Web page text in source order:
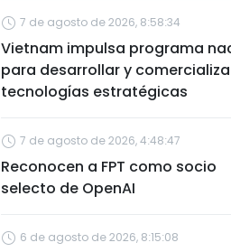
7 de agosto de 2026, 8:58:34
Vietnam impulsa programa
para desarrollar y
tecnologías estratégicas
7 de agosto de 2026, 4:48:47
Reconocen a FPT como socio
selecto de OpenAI
6 de agosto de 2026, 8:15:08